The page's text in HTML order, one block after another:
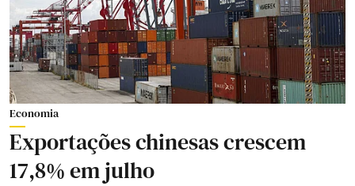
Economia
Exportações chinesas crescem
17,8% em julho